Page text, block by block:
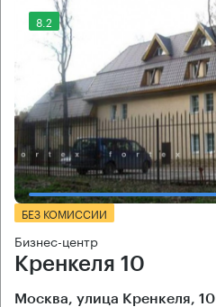
8.2
БЕЗ КОМИССИИ
Бизнес-центр
Кренкеля 10
Москва, улица Кренкеля, 10